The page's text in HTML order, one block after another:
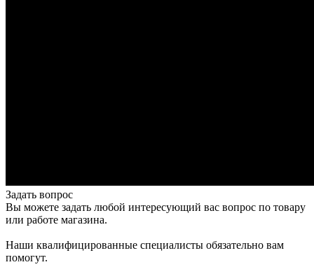
Задать вопрос
Вы можете задать любой интересующий вас вопрос по товару
или работе магазина.
Наши квалифицированные специалисты обязательно вам
помогут.